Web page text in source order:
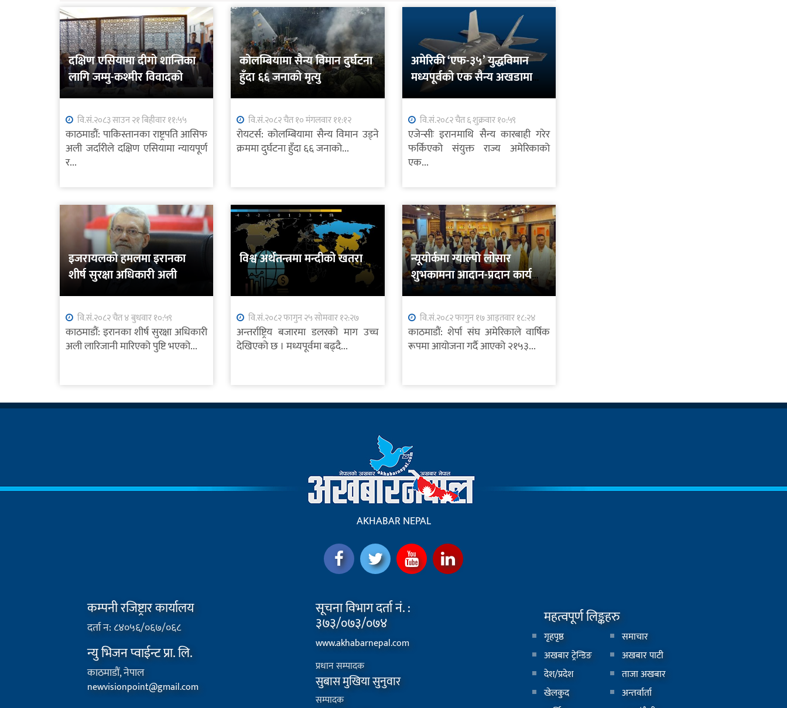
दक्षिण एसियामा दीगो शान्तिका
लागि जम्मु-कश्मीर विवादको
शान्तिपूर्ण समाधान आवश्यक
वि.सं.२०८३ साउन २१ बिहीवार ११:५५
काठमाडौं: पाकिस्तानका राष्ट्रपति आसिफ
अली जर्दारीले दक्षिण एसियामा न्यायपूर्ण
र...
कोलम्बियामा सैन्य विमान दुर्घटना
हुँदा ६६ जनाको मृत्यु
वि.सं.२०८२ चैत १० मंगलवार ११:१२
रोयटर्स: कोलम्बियामा सैन्य विमान उड्ने
क्रममा दुर्घटना हुँदा ६६ जनाको...
अमेरिकी ‘एफ-३५’ युद्धविमान
मध्यपूर्वको एक सैन्य अखडामा
आकस्मिक अवतरण
वि.सं.२०८२ चैत ६ शुक्रवार १०:५९
एजेन्सीः इरानमाथि सैन्य कारबाही गरेर
फर्किएको संयुक्त राज्य अमेरिकाको
एक...
इजरायलको हमलमा इरानका
शीर्ष सुरक्षा अधिकारी अली
लारिजानी मारिएको पुष्टि
वि.सं.२०८२ चैत ४ बुधवार १०:५९
काठमाडौं: इरानका शीर्ष सुरक्षा अधिकारी
अली लारिजानी मारिएको पुष्टि भएको...
विश्व अर्थतन्त्रमा मन्दीको खतरा
वि.सं.२०८२ फागुन २५ सोमवार १२:२७
अन्तर्राष्ट्रिय बजारमा डलरको माग उच्च
देखिएको छ । मध्यपूर्वमा बढ्दै...
न्यूयोर्कमा ग्याल्पो लोसार
शुभकामना आदान-प्रदान कार्यक्रम
सम्पन्न
वि.सं.२०८२ फागुन १७ आइतवार १८:२४
काठमाडौं: शेर्पा संघ अमेरिकाले वार्षिक
रूपमा आयोजना गर्दै आएको २१५३...
AKHABAR NEPAL
कम्पनी रजिष्ट्रार कार्यालय
दर्ता न: ८४०५६/०६७/०६८
न्यु भिजन प्वाईन्ट प्रा. लि.
काठमाडौं, नेपाल
newvisionpoint@gmail.com
सूचना विभाग दर्ता नं. :
३७३/०७३/०७४
www.akhabarnepal.com
प्रधान सम्पादक
सुबास मुखिया सुनुवार
सम्पादक
महत्वपूर्ण लिङ्कहरु
गृहपृष्ठ
समाचार
अखबार ट्रेन्डिङ
अखबार पाटी
देश/प्रदेश
ताजा अखबार
खेलकुद
अन्तर्वार्ता